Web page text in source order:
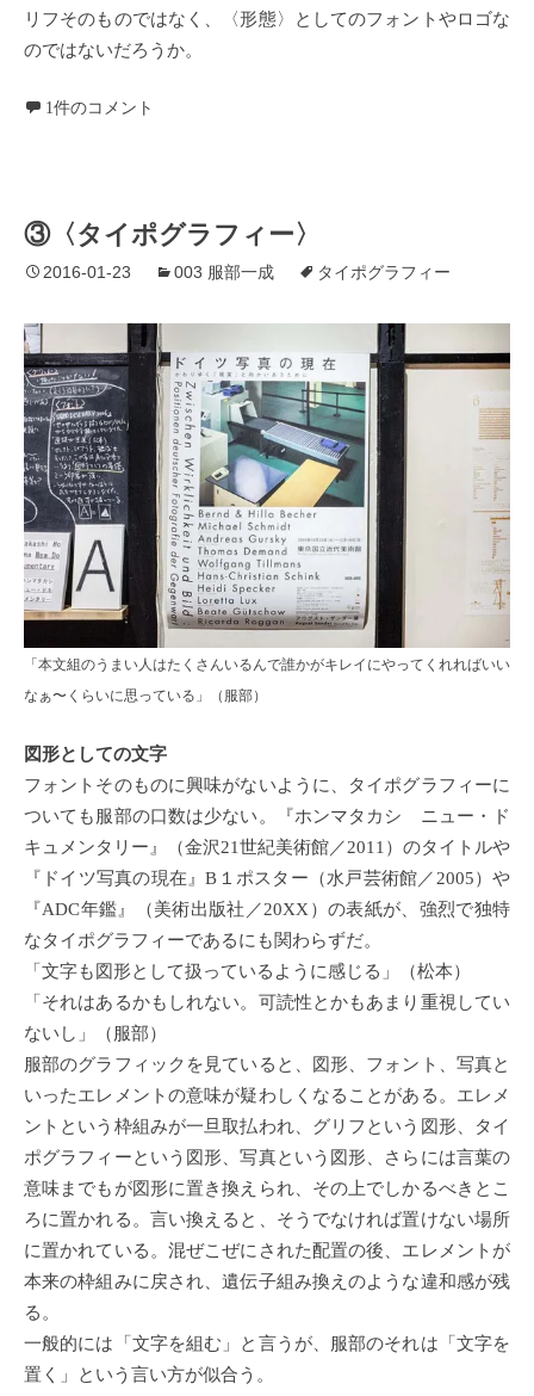
リフそのものではなく、〈形態〉としてのフォントやロゴな
のではないだろうか。
1件のコメント
③〈タイポグラフィー〉
2016-01-23 003 服部一成 タイポグラフィー
「本文組のうまい人はたくさんいるんで誰かがキレイにやってくれればいい
なぁ〜くらいに思っている」（服部）
図形としての文字
フォントそのものに興味がないように、タイポグラフィーに
ついても服部の口数は少ない。『ホンマタカシ ニュー・ド
キュメンタリー』（金沢21世紀美術館／2011）のタイトルや
『ドイツ写真の現在』B１ポスター（水戸芸術館／2005）や
『ADC年鑑』（美術出版社／20XX）の表紙が、強烈で独特
なタイポグラフィーであるにも関わらずだ。
「文字も図形として扱っているように感じる」（松本）
「それはあるかもしれない。可読性とかもあまり重視してい
ないし」（服部）
服部のグラフィックを見ていると、図形、フォント、写真と
いったエレメントの意味が疑わしくなることがある。エレメ
ントという枠組みが一旦取払われ、グリフという図形、タイ
ポグラフィーという図形、写真という図形、さらには言葉の
意味までもが図形に置き換えられ、その上でしかるべきとこ
ろに置かれる。言い換えると、そうでなければ置けない場所
に置かれている。混ぜこぜにされた配置の後、エレメントが
本来の枠組みに戻され、遺伝子組み換えのような違和感が残
る。
一般的には「文字を組む」と言うが、服部のそれは「文字を
置く」という言い方が似合う。